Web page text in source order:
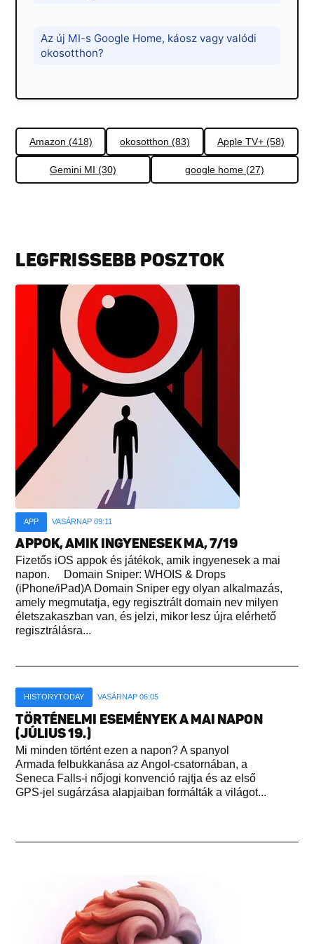
Az új MI-s Google Home, káosz vagy valódi
okosotthon?
Amazon (418) okosotthon (83) Apple TV+ (58)
Gemini MI (30) google home (27)
LEGFRISSEBB POSZTOK
APP VASÁRNAP 09:11
APPOK, AMIK INGYENESEK MA, 7/19
Fizetős iOS appok és játékok, amik ingyenesek a mai
napon. Domain Sniper: WHOIS & Drops
(iPhone/iPad)A Domain Sniper egy olyan alkalmazás,
amely megmutatja, egy regisztrált domain nev milyen
életszakaszban van, és jelzi, mikor lesz újra elérhető
regisztrálásra...
HISTORYTODAY VASÁRNAP 06:05
TÖRTÉNELMI ESEMÉNYEK A MAI NAPON
(JÚLIUS 19.)
Mi minden történt ezen a napon? A spanyol
Armada felbukkanása az Angol-csatornában, a
Seneca Falls-i nőjogi konvenció rajtja és az első
GPS-jel sugárzása alapjaiban formálták a világot...